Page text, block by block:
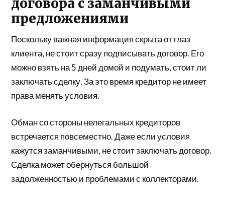
договора с заманчивыми
предложениями
Поскольку важная информация скрыта от глаз
клиента, не стоит сразу подписывать договор. Его
можно взять на 5 дней домой и подумать, стоит ли
заключать сделку. За это время кредитор не имеет
права менять условия.
Обман со стороны нелегальных кредиторов
встречается повсеместно. Даже если условия
кажутся заманчивыми, не стоит заключать договор.
Сделка может обернуться большой
задолженностью и проблемами с коллекторами.